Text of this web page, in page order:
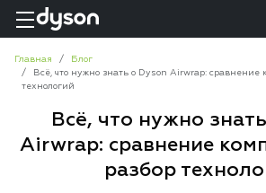
Главная
Блог
Всё, что нужно знать о Dyson Airwrap: сравнение
технологий
Всё, что нужно
Airwrap: сравнение
разбор